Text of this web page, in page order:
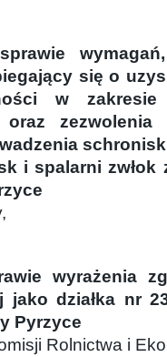
się o
w
oraz zezwolenia
i spalarni zwłok
wyrażenia
jako działka nr
Pyrzyce
Rolnictwa i